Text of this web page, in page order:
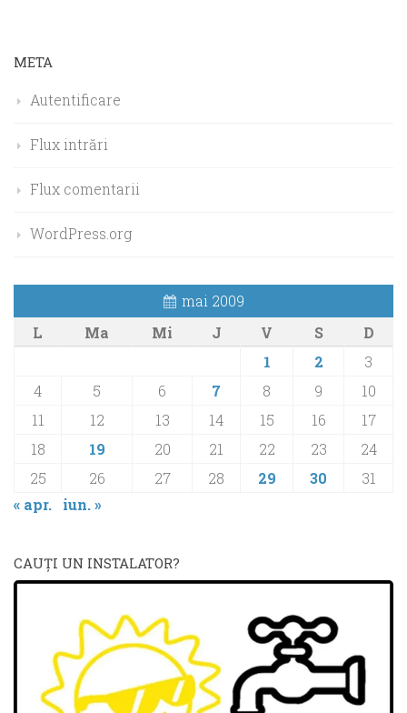
META
Autentificare
Flux intrări
Flux comentarii
WordPress.org
mai 2009
L
Ma Mi J V S
D
1
2
3
4
5 6 7 8 9
10
11
12 13 14 15 16
17
18
19 20 21 22 23
24
25
26 27 28 29 30
31
« apr.
iun. »
CAUŢI UN INSTALATOR?